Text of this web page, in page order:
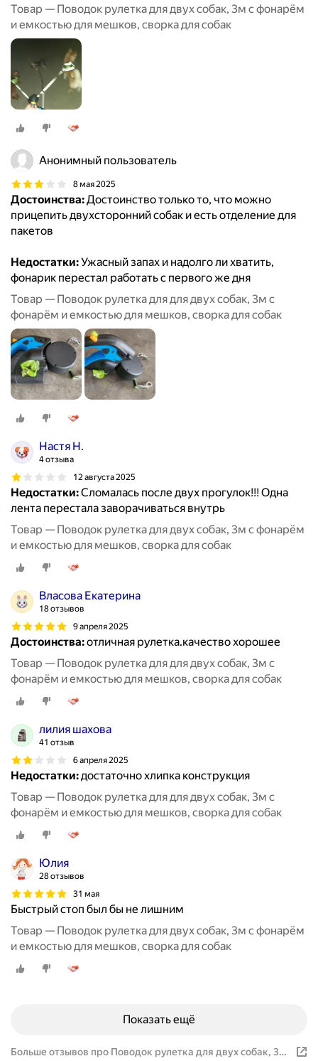
Товар — Поводок рулетка для двух собак, 3м с фонарём
и емкостью для мешков, сворка для собак
Анонимный пользователь
8 мая 2025
Достоинства:Достоинство только то, что можно
прицепить двухсторонний собак и есть отделение для
пакетов
Недостатки:Ужасный запах и надолго ли хватить,
фонарик перестал работать с первого же дня
Товар — Поводок рулетка для для двух собак, 3м с
фонарём и емкостью для мешков, сворка для собак
Настя Н.
4 отзыва
12 августа 2025
Недостатки:Сломалась после двух прогулок!!! Одна
лента перестала заворачиваться внутрь
Товар — Поводок рулетка для двух собак, 3м с фонарём
и емкостью для мешков, сворка для собак
Власова Екатерина
18 отзывов
9 апреля 2025
Достоинства:отличная рулетка.качество хорошее
Товар — Поводок рулетка для для двух собак, 3м с
фонарём и емкостью для мешков, сворка для собак
лилия шахова
41 отзыв
6 апреля 2025
Недостатки:достаточно хлипка конструкция
Товар — Поводок рулетка для для двух собак, 3м с
фонарём и емкостью для мешков, сворка для собак
Юлия
28 отзывов
31 мая
Быстрый стоп был бы не лишним
Товар — Поводок рулетка для двух собак, 3м с фонарём
и емкостью для мешков, сворка для собак
Показать ещё
Больше отзывов про Поводок рулетка для двух собак, 3м